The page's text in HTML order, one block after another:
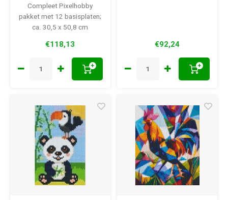
Compleet Pixelhobby
pakket met 12 basisplaten;
ca. 30,5 x 50,8 cm
€118,13
+
€92,24
+